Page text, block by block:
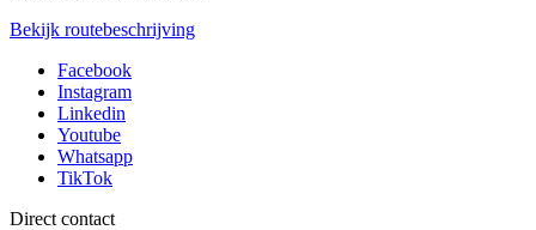
Bekijk routebeschrijving
Facebook
Instagram
Linkedin
Youtube
Whatsapp
TikTok
Direct contact